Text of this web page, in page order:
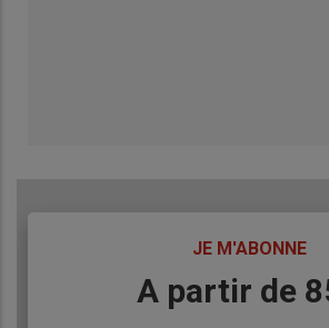
JE M'ABONNE
A partir de